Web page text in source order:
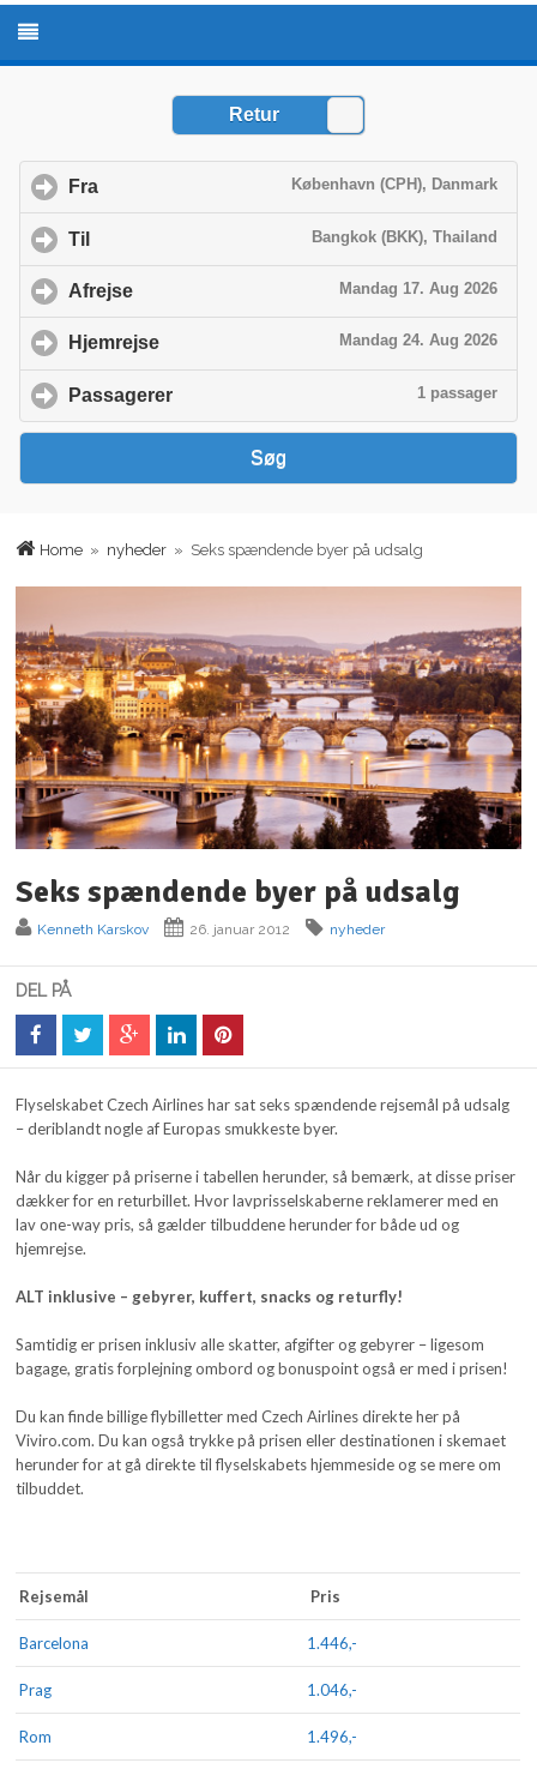
Home » nyheder » Seks spændende byer på udsalg
Seks spændende byer på udsalg
Kenneth Karskov 26. januar 2012 nyheder
DEL PÅ
Flyselskabet Czech Airlines har sat seks spændende rejsemål på udsalg
– deriblandt nogle af Europas smukkeste byer.
Når du kigger på priserne i tabellen herunder, så bemærk, at disse priser
dækker for en returbillet. Hvor lavprisselskaberne reklamerer med en
lav one-way pris, så gælder tilbuddene herunder for både ud og
hjemrejse.
ALT inklusive – gebyrer, kuffert, snacks og returfly!
Samtidig er prisen inklusiv alle skatter, afgifter og gebyrer – ligesom
bagage, gratis forplejning ombord og bonuspoint også er med i prisen!
Du kan finde billige flybilletter med Czech Airlines direkte her på
Viviro.com. Du kan også trykke på prisen eller destinationen i skemaet
herunder for at gå direkte til flyselskabets hjemmeside og se mere om
tilbuddet.
Rejsemål Pris
Barcelona 1.446,-
Prag 1.046,-
Rom 1.496,-